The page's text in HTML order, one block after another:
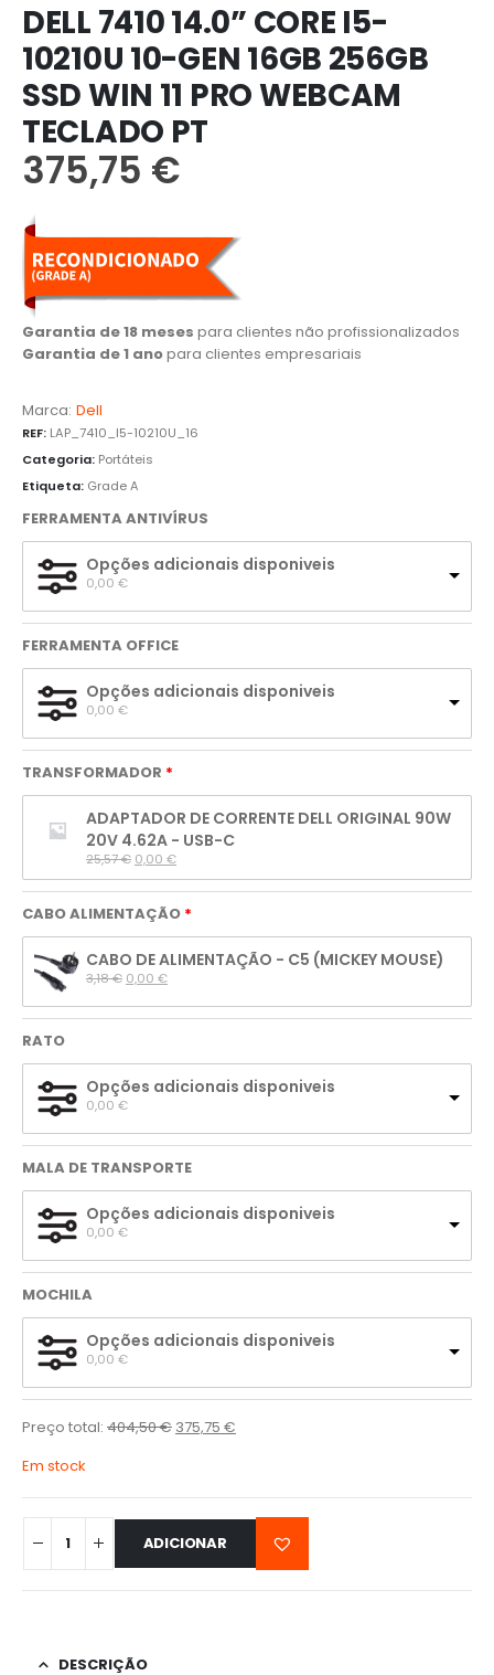
DELL 7410 14.0” CORE I5-
10210U 10-GEN 16GB 256GB
SSD WIN 11 PRO WEBCAM
TECLADO PT
375,75 €
Garantia de 18 meses para clientes não profissionalizados
Garantia de 1 anopara clientes empresariais
Marca: Dell
REF: LAP_7410_I5-10210U_16
Categoria: Portáteis
Etiqueta: Grade A
FERRAMENTA ANTIVÍRUS
Opções adicionais disponiveis
0,00 €
FERRAMENTA OFFICE
Opções adicionais disponiveis
0,00 €
TRANSFORMADOR
ADAPTADOR DE CORRENTE DELL ORIGINAL 90W
20V 4.62A - USB-C
25,57 € 0,00 €
CABO ALIMENTAÇÃO
CABO DE ALIMENTAÇÃO - C5 (MICKEY MOUSE)
3,18 € 0,00 €
RATO
Opções adicionais disponiveis
0,00 €
MALA DE TRANSPORTE
Opções adicionais disponiveis
0,00 €
MOCHILA
Opções adicionais disponiveis
0,00 €
Preço total: 404,50€ 375,75 €
Em stock
ADICIONAR
DESCRIÇÃO